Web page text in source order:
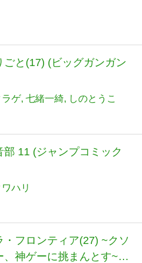
ごと(17) (ビッグガンガン
ラゲ 七緒一綺 しのとうこ
部 11 (ジャンプコミック
ワハリ
・フロンティア(27) ~クソ
、神ゲーに挑まんとす~